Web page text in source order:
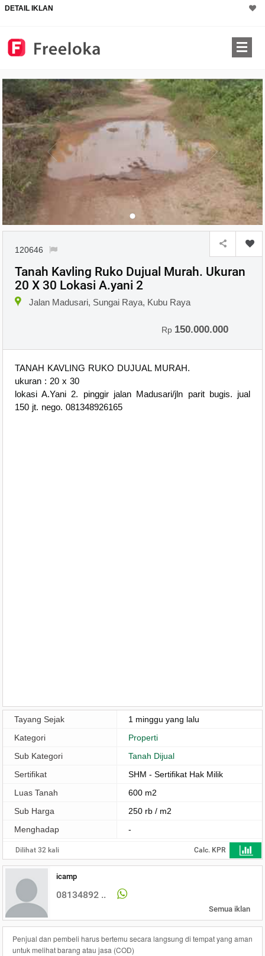
DETAIL IKLAN
120646
Tanah Kavling Ruko Dujual Murah. Ukuran
20 X 30 Lokasi A.yani 2
Jalan Madusari, Sungai Raya, Kubu Raya
Rp 150.000.000
TANAH KAVLING RUKO DUJUAL MURAH.
ukuran : 20 x 30
lokasi A.Yani 2. pinggir jalan Madusari/jln parit bugis. jual
150 jt. nego. 081348926165
Tayang Sejak
1 minggu yang lalu
Kategori
Properti
Sub Kategori
Tanah Dijual
Sertifikat
SHM - Sertifikat Hak Milik
Luas Tanah
600 m2
Sub Harga
250 rb / m2
Menghadap
-
Dilihat 32 kali Calc. KPR
icamp
08134892 ..
Semua iklan
Penjual dan pembeli harus bertemu secara langsung di tempat yang aman
untuk melihat barang atau jasa (COD)